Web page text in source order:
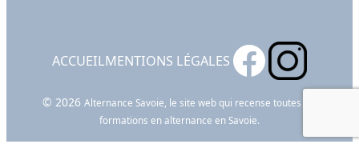
ACCUEILMENTIONS LÉGALES
© 2026 Alternance Savoie, le site web qui recense toutes les
formations en alternance en Savoie.